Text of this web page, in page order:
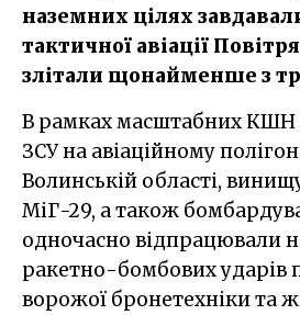
наземних цілях
тактичної авіації
злітали щонайменше з
В рамках масштабних КШН Повітряних сил
ЗСУ на авіаційному
Волинській області,
МіГ-29, а також
одночасно відпрацювали
ракетно-бомбових ударів
ворожої бронетехніки та